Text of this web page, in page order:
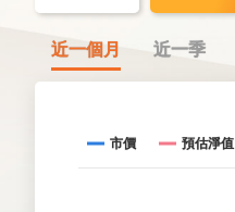
近一個月 近一季
市價 預估淨值